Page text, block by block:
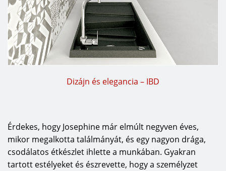
Dizájn és elegancia – IBD
Érdekes, hogy Josephine már elmúlt negyven éves,
mikor megalkotta találmányát, és egy nagyon drága,
csodálatos étkészlet ihlette a munkában. Gyakran
tartott estélyeket és észrevette, hogy a személyzet